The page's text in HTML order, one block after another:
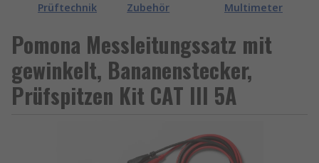
Prüftechnik
Zubehör
Multimeter
Pomona Messleitungssatz mit
gewinkelt, Bananenstecker,
Prüfspitzen Kit CAT III 5A